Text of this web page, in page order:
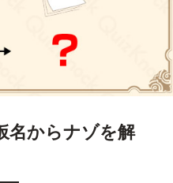
名からナゾを解